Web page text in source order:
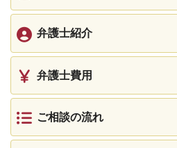
弁護士紹介
弁護士費用
ご相談の流れ